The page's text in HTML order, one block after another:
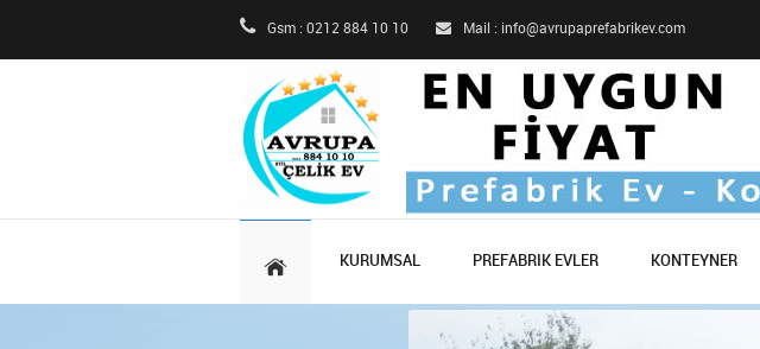
Gsm : 0212 884 10 10 Mail : info@avrupaprefabrikev.com
KURUMSAL PREFABRIK EVLER KONTEYNER